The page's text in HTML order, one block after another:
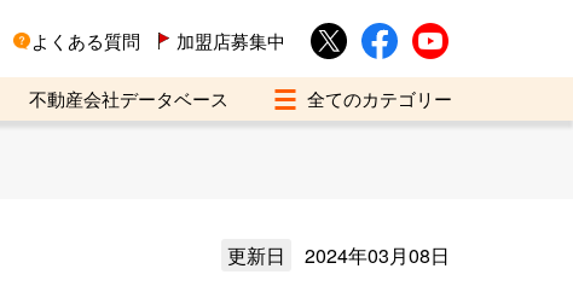
よくある質問 加盟店募集中
不動産会社データベース
更新日 2024年03月08日